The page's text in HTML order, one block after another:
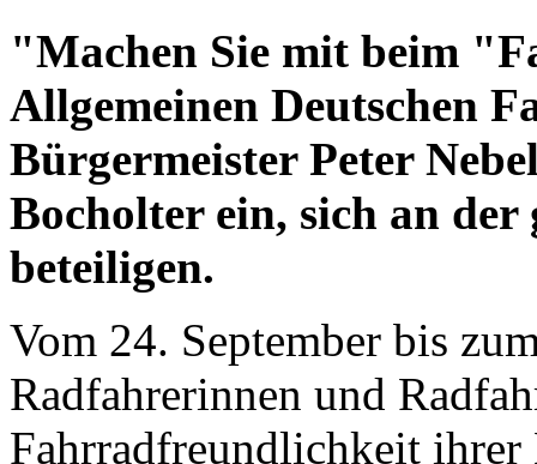
"Machen Sie mit beim
Allgemeinen Deutschen
Bürgermeister Peter
Bocholter ein, sich an
beteiligen.
Vom 24. September bis
Radfahrerinnen und
Fahrradfreundlichkeit ihrer